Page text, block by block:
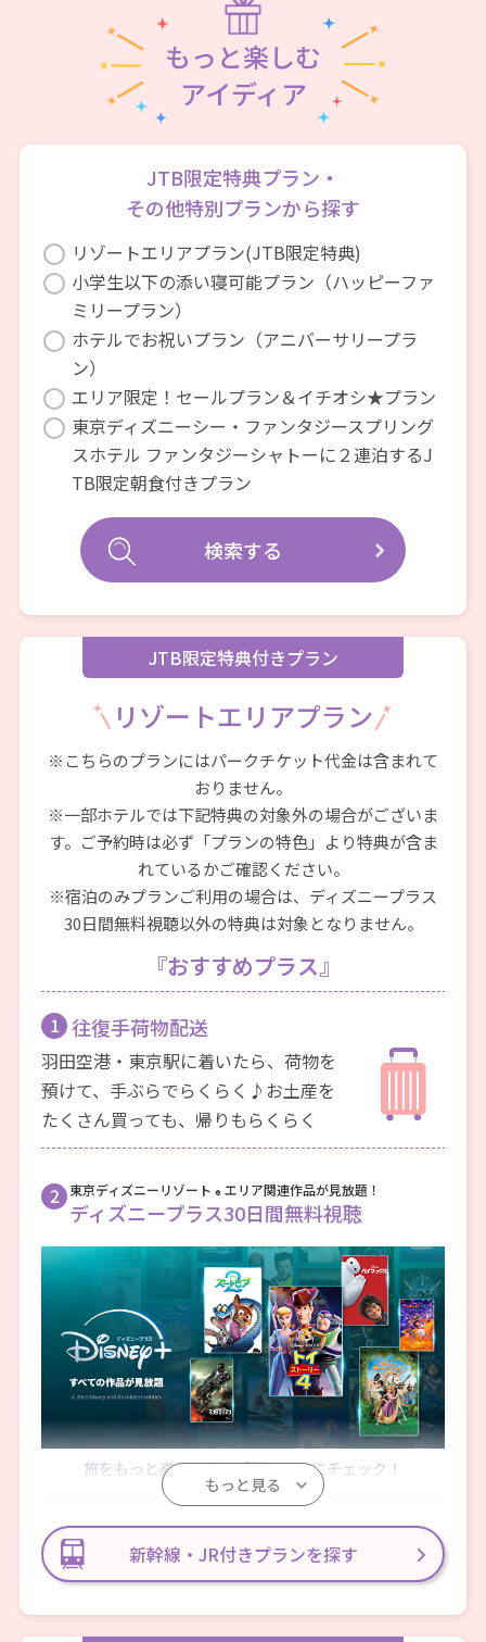
もっと楽しむ
アイディア
JTB限定特典プラン・
その他特別プランから探す
リゾートエリアプラン(JTB限定特典)
小学生以下の添い寝可能プラン（ハッピーファ
ミリープラン）
ホテルでお祝いプラン（アニバーサリープラ
ン）
エリア限定！セールプラン＆イチオシ★プラン
東京ディズニーシー・ファンタジースプリング
スホテル ファンタジーシャトーに２連泊するJ
TB限定朝食付きプラン
検索する
JTB限定特典付きプラン
リゾートエリアプラン
※こちらのプランにはパークチケット代金は含まれて
おりません。
※一部ホテルでは下記特典の対象外の場合がございま
す。ご予約時は必ず「プランの特色」より特典が含ま
れているかご確認ください。
※宿泊のみプランご利用の場合は、ディズニープラス
30日間無料視聴以外の特典は対象となりません。
『おすすめプラス』
1 往復手荷物配送
羽田空港・東京駅に着いたら、荷物を
預けて、手ぶらでらくらく♪お土産を
たくさん買っても、帰りもらくらく
2 東京ディズニーリゾート ® エリア関連作品が見放題！
ディズニープラス30日間無料視聴
旅をもっと楽しむなら「旅マエ」にチェック！
対象者
期間中に下記の対象商品でご旅行にご参加された1
8歳以上の日本国内在住のお客様（ご同行者様含
※ 特典のお申込みは１滞在（１旅行）につきおひとり1回
もっと見る
新幹線・JR付きプランを探す